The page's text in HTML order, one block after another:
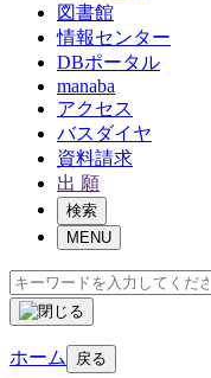
図書館
情報センター
DBポータル
manaba
アクセス
バスダイヤ
資料請求
出 願
検索
MENU
ホーム 戻る